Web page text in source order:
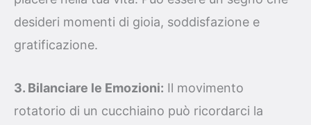
desideri momenti di gioia, soddisfazione e
gratificazione.
3. Bilanciare le Emozioni: Il movimento
rotatorio di un cucchiaino può ricordarci la